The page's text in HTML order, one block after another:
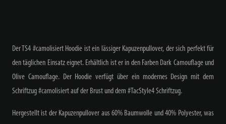
Der TS4 #camolisiert Hoodie ist ein lässiger Kapuzenpullover, der sich perfekt für
den täglichen Einsatz eignet. Erhältlich ist er in den Farben Dark Camouflage und
Olive Camouflage. Der Hoodie verfügt über ein modernes Design mit dem
Schriftzug #camolisiert auf der Brust und dem #TacStyle4 Schriftzug.
Hergestellt ist der Kapuzenpullover aus 60% Baumwolle und 40% Polyester, was